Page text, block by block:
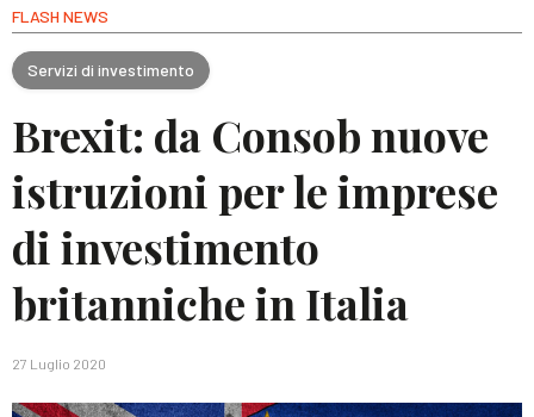
FLASH NEWS
Servizi di investimento
Brexit: da Consob nuove
istruzioni per le imprese
di investimento
britanniche in Italia
27 Luglio 2020